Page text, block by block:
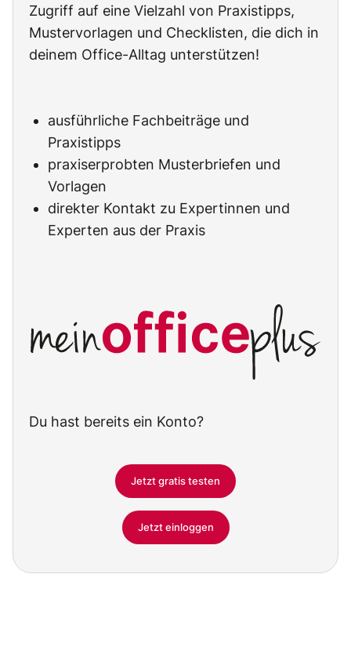
Zugriff auf eine Vielzahl von Praxistipps,
Mustervorlagen und Checklisten, die dich in
deinem Office-Alltag unterstützen!
ausführliche Fachbeiträge und
Praxistipps
praxiserprobten Musterbriefen und
Vorlagen
direkter Kontakt zu Expertinnen und
Experten aus der Praxis
Du hast bereits ein Konto?
Jetzt gratis testen
Jetzt einloggen